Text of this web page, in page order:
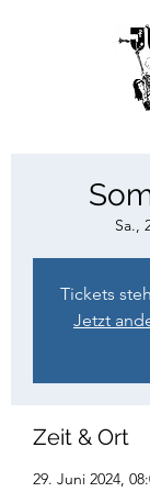
Sa.,
Tickets
Jetzt
Zeit & Ort
29. Juni 2024,